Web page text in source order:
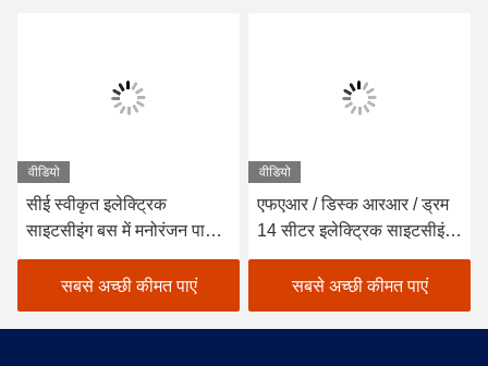
वीडियो
सीई स्वीकृत इलेक्ट्रिक
साइटसीइंग बस में मनोरंजन पार्क /
इलेक्ट्रिक शटल कार
सबसे अच्छी कीमत पाएं
वीडियो
एफएआर / डिस्क आरआर / ड्रम
14 सीटर इलेक्ट्रिक साइटसीइंग
बस सोफा चेयर के साथ
सबसे अच्छी कीमत पाएं